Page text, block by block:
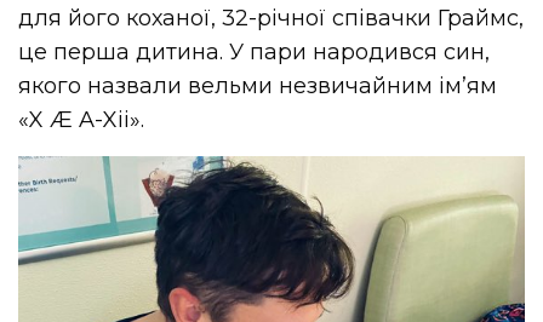
для його коханої, 32-річної співачки Граймс,
це перша дитина. У пари народився син,
якого назвали вельми незвичайним ім’ям
«X Æ A-Xii».